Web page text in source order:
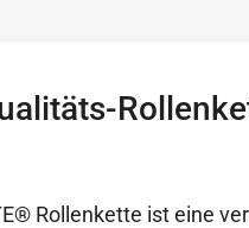
Rollenkette ist eine